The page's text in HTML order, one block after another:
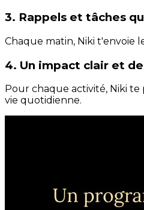
3. Rappels et tâches
Chaque matin, Niki t'envoie
4. Un impact clair et
Pour chaque activité, Niki
vie quotidienne.